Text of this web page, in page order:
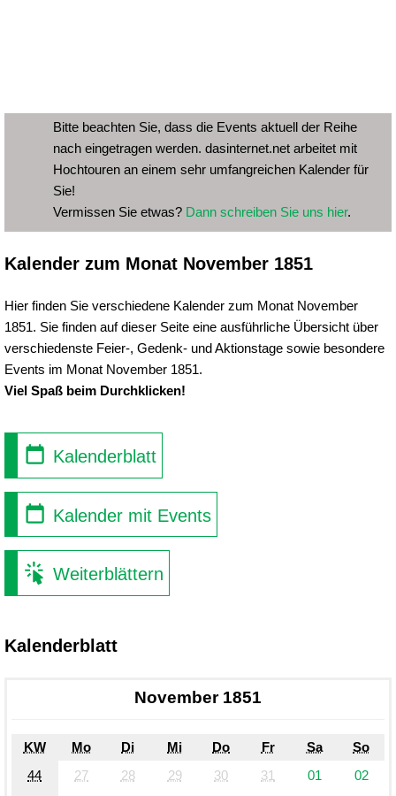
Bitte beachten Sie, dass die Events aktuell der Reihe
nach eingetragen werden. dasinternet.net arbeitet mit
Hochtouren an einem sehr umfangreichen Kalender für
Sie!
Vermissen Sie etwas? Dann schreiben Sie uns hier.
Kalender zum Monat November 1851
Hier finden Sie verschiedene Kalender zum Monat November
1851. Sie finden auf dieser Seite eine ausführliche Übersicht über
verschiedenste Feier-, Gedenk- und Aktionstage sowie besondere
Events im Monat November 1851.
Viel Spaß beim Durchklicken!
Kalenderblatt
Kalender mit Events
Weiterblättern
Kalenderblatt
November 1851
KW Mo Di Mi Do Fr Sa
So
44
27 28 29 30 31 01
02